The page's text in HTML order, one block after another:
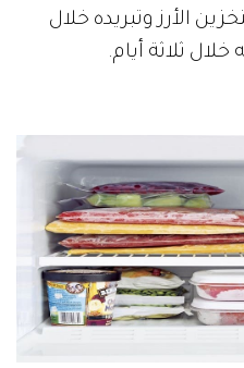
الأرز وتبريده خلال
ثلاثة أيام.